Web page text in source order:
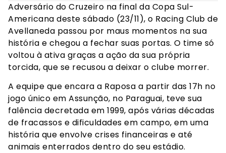
Adversário do Cruzeiro na final da Copa Sul-
Americana deste sábado (23/11), o Racing Club de
Avellaneda passou por maus momentos na sua
história e chegou a fechar suas portas. O time só
voltou à ativa graças a ação da sua própria
torcida, que se recusou a deixar o clube morrer.
A equipe que encara a Raposa a partir das 17h no
jogo único em Assunção, no Paraguai, teve sua
falência decretada em 1999, após várias décadas
de fracassos e dificuldades em campo, em uma
história que envolve crises financeiras e até
animais enterrados dentro do seu estádio.